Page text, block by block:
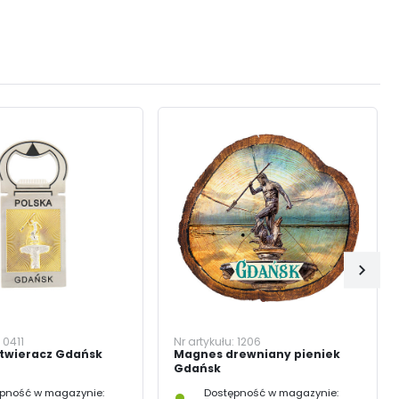
0411
Gdańsk
w magazynie:
Nr artykułu:1206
Magnes drewniany pieniek
Gdańsk
Dostępność w magazynie: